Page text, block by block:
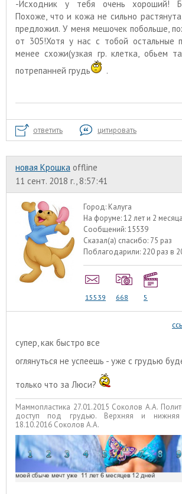
-Исходник у тебя очень хороший!
Похоже, что и кожа не сильно
предложил. У меня мешочек побольше,
от 305!Хотя у нас с тобой остальные
менее схожи(узкая гр. клетка, обьем
потрепанней грудь
.
ответить цитировать
новая Крошка offline
11 сент. 2018 г., 8:57:41
Город: Калуга
На форуме:12 лет и 2 месяца
Сообщений:15539
Сказал(а) спасибо: 75 раз
Поблагодарили: 220 раз в
15539 668 5
супер, как быстро все
оглянуться не успеешь - уже с грудью
только что за Люси?
Маммопластика 27.01.2015 Соколов А.А.
доступ под грудью. Верхняя и нижняя
18.10.2016 Соколов А.А.